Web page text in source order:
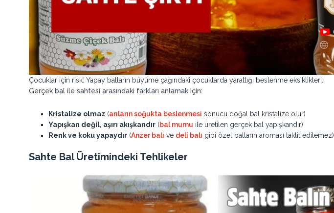
Çocuklar için risk: Yapay balların büyüme çağındaki çocuklarda yarattığı beslenme eksiklikleri.
Gerçek bal ile sahtesi arasındaki farkları anlamak için:
Kristalize olmaz (arıların soğukta beslenmesi sonucu doğal bal kristalize olur)
Yapışkan değil, aşırı akışkandır(bal mumu ile üretilen gerçek bal yapışkandır)
Renk ve koku yapaydır(Anzer balı ve deli balı gibi özel balların aroması taklit edilemez)
Sahte Bal Üretimindeki Tehlikeler